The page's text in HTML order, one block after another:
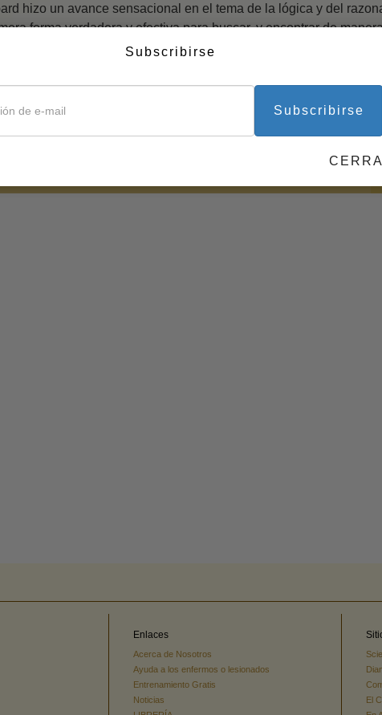
La Tecnología de
hizo un avance sensacional en el tema de la lógica y del
forma verdadera y efectiva para buscar, y encontrar de
cómo investigar le da a uno la capacidad de navegar a través de
con las razones reales que están detrás del éxito o del fracaso
por qué las cosas son como son, uno es capaz de remediar y
Esta es una tecnología de incalculable valor para las
Enlaces
Acerca de Nosotros
Ayuda a los enfermos o lesionados
Entrenamiento Gratis
Noticias
El
Subscribirse
Subscribirse